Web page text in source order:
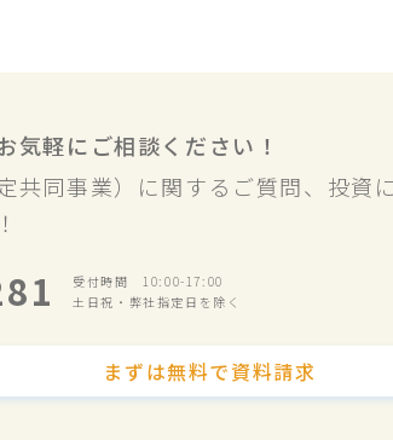
気軽にご相談ください！
共同事業）に関するご質問、投資
受付時間 10:00-17:00
土日祝・弊社指定日を除く
まずは無料で資料請求